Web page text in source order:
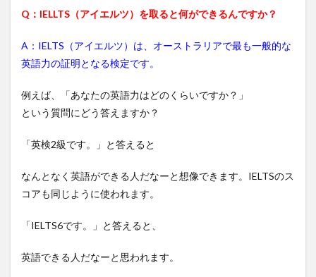
Q：IELLTS（アイエルツ）を取ると何ができるんですか？
A：IELTS（アイエルツ）は、オーストラリアで最も一般的な
英語力の証明となる検定です。
例えば、「あなたの英語力はどのくらいですか？」
という質問にどう答えますか？
「英検2級です。」と答えると
なんとなく英語ができる人だなーと想像できます。IELTSのス
コアも同じように使われます。
「IELTS6です。」と答えると、
英語できる人だなーと思われます。